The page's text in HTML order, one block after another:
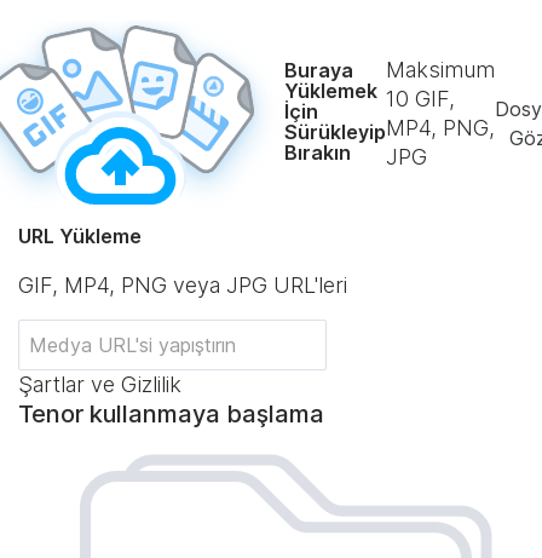
Buraya
Yüklemek
İçin
Sürükleyip
Bırakın
Maksimum
10 GIF,
MP4, PNG,
JPG
URL Yükleme
GIF, MP4, PNG veya JPG URL'leri
Şartlar ve Gizlilik
Tenor kullanmaya başlama